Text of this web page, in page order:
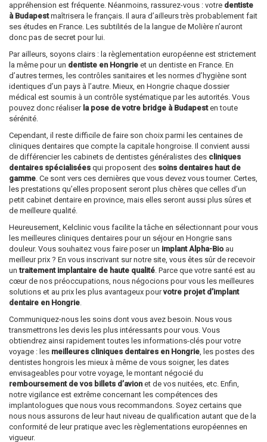
appréhension est fréquente. Néanmoins, rassurez-vous : votre dentiste
à Budapestmaîtrisera le français. Il aura d’ailleurs très probablement fait
ses études en France. Les subtilités de la langue de Molière n’auront
donc pas de secret pour lui.
Par ailleurs, soyons clairs : la règlementation européenne est strictement
la même pour un dentiste en Hongrie et un dentiste en France. En
d’autres termes, les contrôles sanitaires et les normes d’hygiène sont
identiques d’un pays à l’autre. Mieux, en Hongrie chaque dossier
médical est soumis à un contrôle systématique par les autorités. Vous
pouvez donc réaliser la pose de votre bridge à Budapesten toute
sérénité.
Cependant, il reste difficile de faire son choix parmi les centaines de
cliniques dentaires que compte la capitale hongroise. Il convient aussi
de différencier les cabinets de dentistes généralistes des cliniques
dentaires spécialisées qui proposent des soins dentaires haut de
gamme. Ce sont vers ces dernières que vous devez vous tourner. Certes,
les prestations qu’elles proposent seront plus chères que celles d’un
petit cabinet dentaire en province, mais elles seront aussi plus sûres et
de meilleure qualité.
Heureusement, Kelclinic vous facilite la tâche en sélectionnant pour vous
les meilleures cliniques dentaires pour un séjour en Hongrie sans
douleur. Vous souhaitez vous faire poser un implant Alpha-Bio au
meilleur prix ? En vous inscrivant sur notre site, vous êtes sûr de recevoir
untraitement implantaire de haute qualité. Parce que votre santé est au
cœur de nos préoccupations, nous négocions pour vous les meilleures
solutions et au prix les plus avantageux pourvotre projet d’implant
dentaire en Hongrie.
Communiquez-nous les soins dont vous avez besoin. Nous vous
transmettrons les devis les plus intéressants pour vous. Vous
obtiendrez ainsi rapidement toutes les informations-clés pour votre
voyage : les meilleures cliniques dentaires en Hongrie, les postes des
dentistes hongrois les mieux à même de vous soigner, les dates
envisageables pour votre voyage, le montant négocié du
remboursement de vos billets d’avion et de vos nuitées, etc. Enfin,
notre vigilance est extrême concernant les compétences des
implantologues que nous vous recommandons. Soyez certains que
nous nous assurons de leur haut niveau de qualification autant que de la
conformité de leur pratique avec les règlementations européennes en
vigueur.